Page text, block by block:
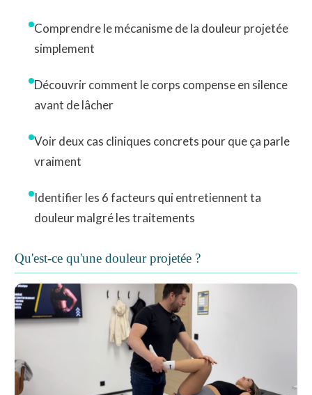
Comprendre le mécanisme de la douleur projetée
simplement
Découvrir comment le corps compense en silence
avant de lâcher
Voir deux cas cliniques concrets pour que ça parle
vraiment
Identifier les 6 facteurs qui entretiennent ta
douleur malgré les traitements
Qu'est-ce qu'une douleur projetée ?